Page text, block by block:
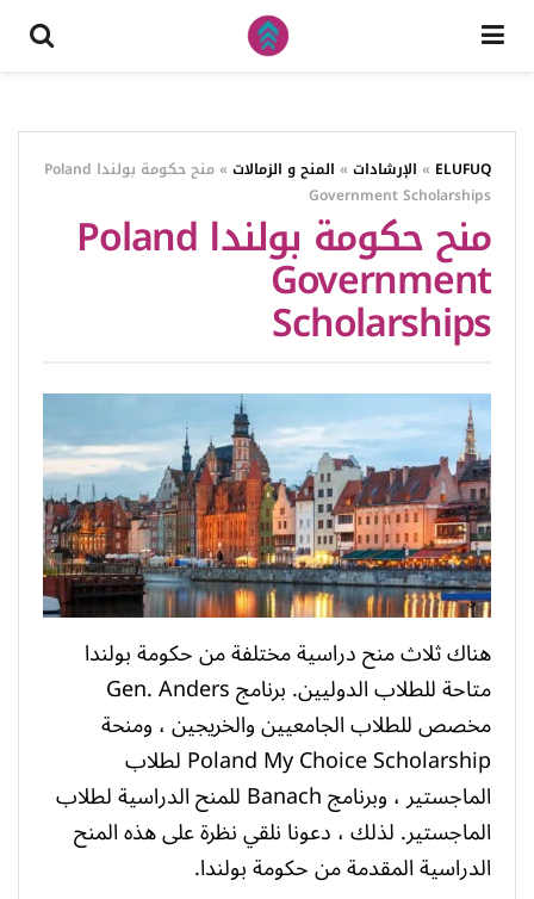
ELUFUQ
» الإرشادات » المنح و الزمالات »
منح حكومة بولندا Poland
Government Scholarships
منح حكومة بولندا Poland
Government
Scholarships
هناك ثلاث منح دراسية مختلفة من حكومة بولندا
متاحة للطلاب الدوليين. برنامج Gen. Anders
مخصص للطلاب الجامعيين والخريجين ، ومنحة
Poland My Choice Scholarship لطلاب
الماجستير ، وبرنامج Banach للمنح الدراسية لطلاب
الماجستير. لذلك ، دعونا نلقي نظرة على هذه المنح
الدراسية المقدمة من حكومة بولندا.